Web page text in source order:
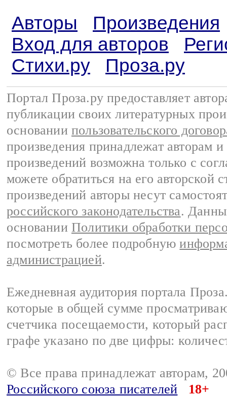
Авторы
Произведения
Вход для авторов
Стихи.ру
Проза.ру
Портал Проза.ру предоставляет
публикации своих литературных
основании пользовательского
произведения принадлежат авторам
произведений возможна только с
можете обратиться на его авторской
произведений авторы несут
российского законодательства.
основании Политики обработки
посмотреть более подробную
администрацией.
Ежедневная аудитория портала
которые в общей сумме
счетчика посещаемости, который
графе указано по две цифры:
© Все права принадлежат авторам,
Российского союза писателей
18+